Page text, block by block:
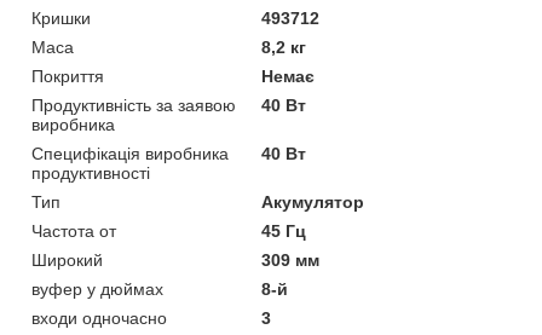
Кришки
493712
Маса
8,2 кг
Покриття
Немає
Продуктивність за заявою
виробника
40 Вт
Специфікація виробника
продуктивності
40 Вт
Тип
Акумулятор
Частота от
45 Гц
Широкий
309 мм
вуфер у дюймах
8-й
входи одночасно
3